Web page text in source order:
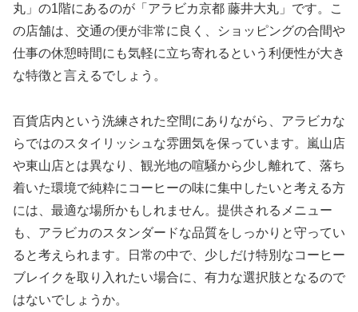
丸」の1階にあるのが「アラビカ京都 藤井大丸」です。こ
の店舗は、交通の便が非常に良く、ショッピングの合間や
仕事の休憩時間にも気軽に立ち寄れるという利便性が大き
な特徴と言えるでしょう。
百貨店内という洗練された空間にありながら、アラビカな
らではのスタイリッシュな雰囲気を保っています。嵐山店
や東山店とは異なり、観光地の喧騒から少し離れて、落ち
着いた環境で純粋にコーヒーの味に集中したいと考える方
には、最適な場所かもしれません。提供されるメニュー
も、アラビカのスタンダードな品質をしっかりと守ってい
ると考えられます。日常の中で、少しだけ特別なコーヒー
ブレイクを取り入れたい場合に、有力な選択肢となるので
はないでしょうか。